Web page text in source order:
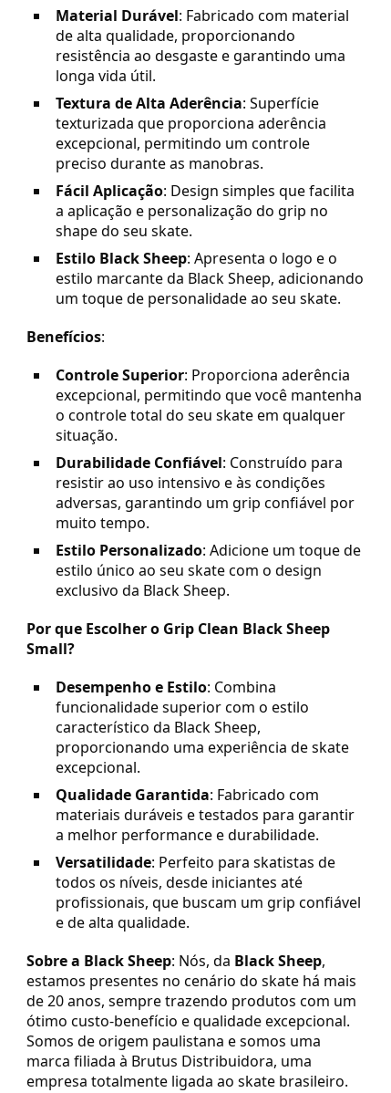
Material Durável: Fabricado com material
de alta qualidade, proporcionando
resistência ao desgaste e garantindo uma
longa vida útil.
Textura de Alta Aderência: Superfície
texturizada que proporciona aderência
excepcional, permitindo um controle
preciso durante as manobras.
Fácil Aplicação: Design simples que facilita
a aplicação e personalização do grip no
shape do seu skate.
Estilo Black Sheep: Apresenta o logo e o
estilo marcante da Black Sheep, adicionando
um toque de personalidade ao seu skate.
Benefícios:
Controle Superior: Proporciona aderência
excepcional, permitindo que você mantenha
o controle total do seu skate em qualquer
situação.
Durabilidade Confiável: Construído para
resistir ao uso intensivo e às condições
adversas, garantindo um grip confiável por
muito tempo.
Estilo Personalizado: Adicione um toque de
estilo único ao seu skate com o design
exclusivo da Black Sheep.
Por que Escolher o Grip Clean Black Sheep
Small?
Desempenho e Estilo: Combina
funcionalidade superior com o estilo
característico da Black Sheep,
proporcionando uma experiência de skate
excepcional.
Qualidade Garantida: Fabricado com
materiais duráveis e testados para garantir
a melhor performance e durabilidade.
Versatilidade: Perfeito para skatistas de
todos os níveis, desde iniciantes até
profissionais, que buscam um grip confiável
e de alta qualidade.
Sobre a Black Sheep: Nós, da Black Sheep,
estamos presentes no cenário do skate há mais
de 20 anos, sempre trazendo produtos com um
ótimo custo-benefício e qualidade excepcional.
Somos de origem paulistana e somos uma
marca filiada à Brutus Distribuidora, uma
empresa totalmente ligada ao skate brasileiro.